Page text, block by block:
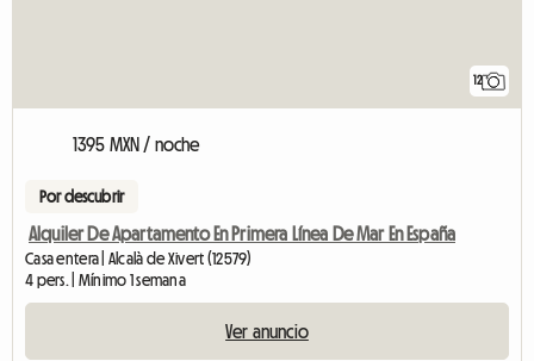
12
1395 MXN / noche
Por descubrir
Alquiler De Apartamento En Primera Línea De Mar En España
Casa entera | Alcalà de Xivert (12579)
4 pers. | Mínimo 1 semana
Ver anuncio